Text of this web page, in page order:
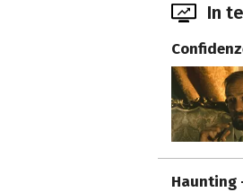
In
Haunting